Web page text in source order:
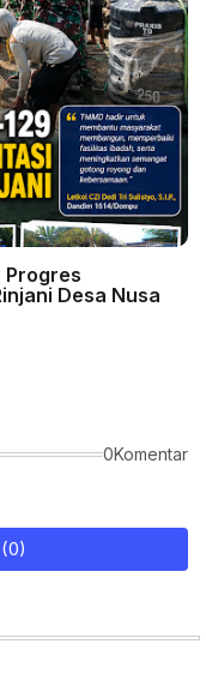
Progres
Desa Nusa
0Komentar